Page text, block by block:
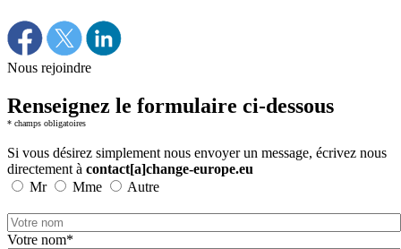
Nous rejoindre
Renseignez le formulaire ci-dessous
* champs obligatoires
Si vous désirez simplement nous envoyer un message, écrivez nous
directement à contact[a]change-europe.eu
Mr
Mme Autre
Votre nom*